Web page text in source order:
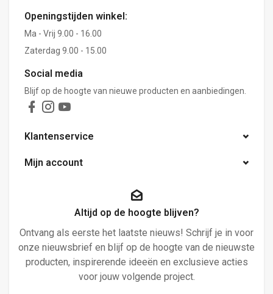
Openingstijden winkel:
Ma - Vrij 9.00 - 16.00
Zaterdag 9.00 - 15.00
Social media
Blijf op de hoogte van nieuwe producten en aanbiedingen.
Klantenservice
Mijn account
Altijd op de hoogte blijven?
Ontvang als eerste het laatste nieuws! Schrijf je in voor
onze nieuwsbrief en blijf op de hoogte van de nieuwste
producten, inspirerende ideeën en exclusieve acties
voor jouw volgende project.